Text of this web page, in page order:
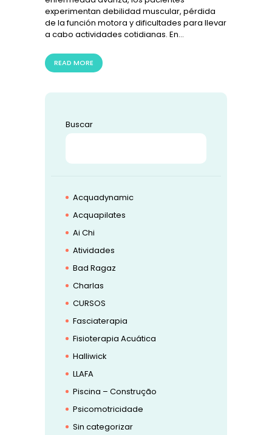
experimentan debilidad muscular, pérdida
de la función motora y dificultades para llevar
a cabo actividades cotidianas. En…
READ MORE
Buscar
Acquadynamic
Acquapilates
Ai Chi
Atividades
Bad Ragaz
Charlas
CURSOS
Fasciaterapia
Fisioterapia Acuática
Halliwick
LLAFA
Piscina – Construção
Psicomotricidade
Sin categorizar